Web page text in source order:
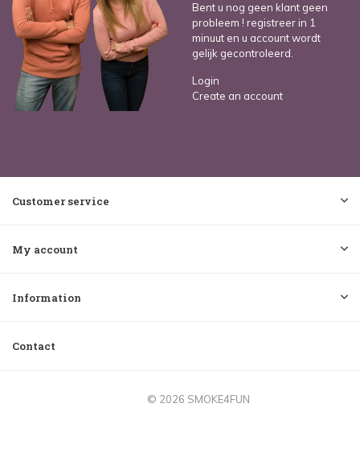
Bent u nog geen klant geen
probleem ! registreer in 1
minuut en u account wordt
gelijk gecontroleerd.
Login
Create an account
Customer service
My account
Information
Contact
© 2026 SMOKE4FUN